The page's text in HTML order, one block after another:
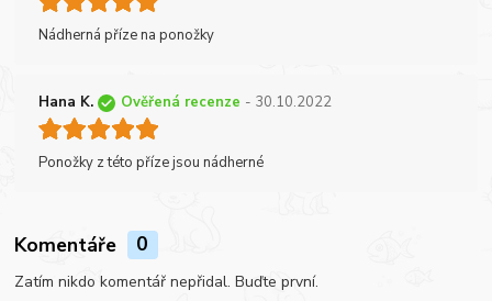
Nádherná příze na ponožky
Hana K. Ověřená recenze - 30.10.2022
Ponožky z této příze jsou nádherné
Komentáře 0
Zatím nikdo komentář nepřidal. Buďte první.